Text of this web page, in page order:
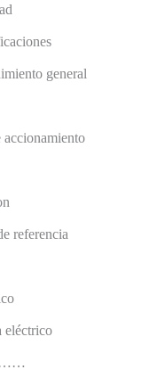
general
accionamiento
referencia
eléctrico
……